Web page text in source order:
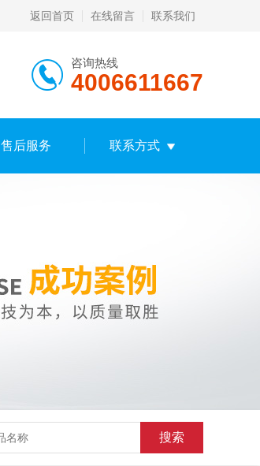
返回首页 在线留言 联系我们
咨询热线
4006611667
售后服务 联系方式